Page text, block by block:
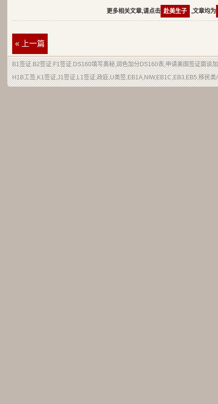
更多相关文章,请点击 赴美生子 ,文章均为
« 上一篇
B1签证.B2签证.F1签证.DS160填写奥秘,润色加分DS160表,申请美国签证面谈
H1B工签,K1签证,J1签证,L1签证,政庇,U类签,EB1A,NIW,EB1C,EB3,EB5,移民